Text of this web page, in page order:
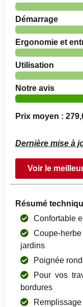
Démarrage
Ergonomie et
Utilisation
Notre avis
Prix moyen :
Dernière mise à
Voir le
Résumé
Confortable
Coupe-
jardins
Poignée
Pour vos
bordures